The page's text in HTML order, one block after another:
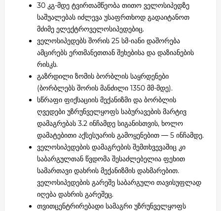
30 კგ-მდე ტვირთამწეობა თითო ველოსიპედზე
საშუალებას იძლევა უსაფრთხოდ გადაიტანოთ
მძიმე ელექტროველოსიპედებიც.
ველოსიპედებს შორის 25 სმ-იანი დაშორება
ამცირებს ერთმანეთთან შეხებისა და დაზიანების
რისკს.
გაზრდილი ზომის ბორბლის საყრდენები
(ბორბლებს შორის მანძილი 1350 მმ-მდე).
სწრაფი ფიქსაციის მექანიზმი და ბორბლის
ღვედები უზრუნველყოფს საბურავების მარტივ
დამაგრებას 3.2 ინჩამდე სიგანისთვის, ხოლო
დამატებითი აქსესუარის გამოყენებით — 5 ინჩამდე.
ველოსიპედების დამაგრების შემთხვევაშიც კი
საბარგულთან წვდომა შესაძლებელია ფეხით
სამართავი დახრის მექანიზმის დახმარებით.
ველოსიპედების გარეშე საბარგული თავისუფლად
იღება დახრის გარეშეც.
თვითცენტრირებადი სამაგრი უზრუნველყოფს